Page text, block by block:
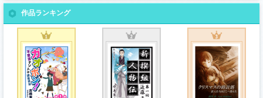
作品ランキング